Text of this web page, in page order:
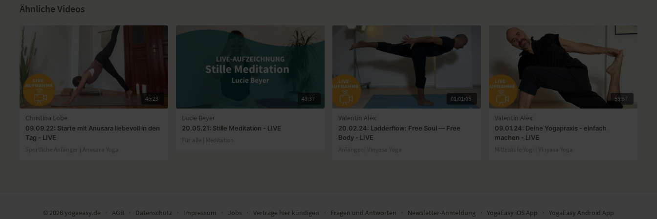
Ähnliche Videos
45:23
Christina Lobe
09.09.22: Starte mit Anusara liebevoll in den
Tag - LIVE
Sportliche Anfänger | Anusara Yoga
43:37
Lucie Beyer
20.05.21: Stille Meditation - LIVE
Für alle | Meditation
01:01:08
Valentin Alex
20.02.24: Ladderflow: Free Soul — Free
Body - LIVE
Anfänger | Vinyasa Yoga
53:57
Valentin Alex
09.01.24: Deine Yogapraxis - einfach
machen - LIVE
Mittelstufe-Yogi | Vinyasa Yoga
© 2026 yogaeasy.de ∙ AGB ∙ Datenschutz ∙ Impressum ∙ Jobs ∙ Verträge hier kündigen ∙ Fragen und Antworten ∙ Newsletter-Anmeldung ∙ YogaEasy iOS App ∙ YogaEasy Android App